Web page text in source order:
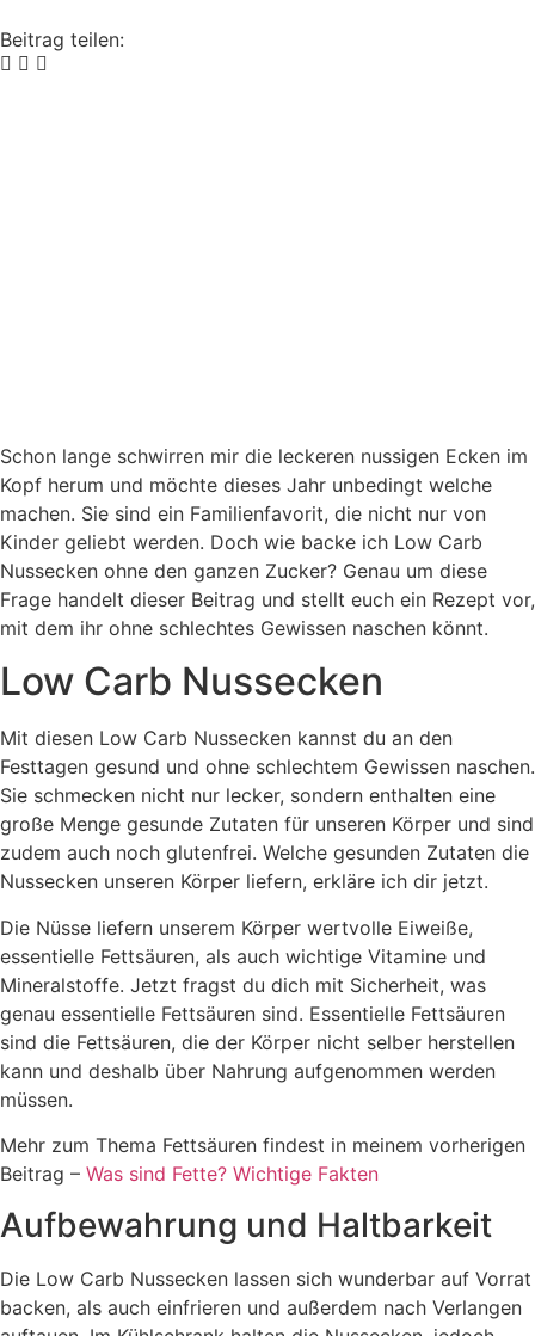
Beitrag teilen:
Schon lange schwirren mir die leckeren nussigen Ecken im
Kopf herum und möchte dieses Jahr unbedingt welche
machen. Sie sind ein Familienfavorit, die nicht nur von
Kinder geliebt werden. Doch wie backe ich Low Carb
Nussecken ohne den ganzen Zucker? Genau um diese
Frage handelt dieser Beitrag und stellt euch ein Rezept vor,
mit dem ihr ohne schlechtes Gewissen naschen könnt.
Low Carb Nussecken
Mit diesen Low Carb Nussecken kannst du an den
Festtagen gesund und ohne schlechtem Gewissen naschen.
Sie schmecken nicht nur lecker, sondern enthalten eine
große Menge gesunde Zutaten für unseren Körper und sind
zudem auch noch glutenfrei. Welche gesunden Zutaten die
Nussecken unseren Körper liefern, erkläre ich dir jetzt.
Die Nüsse liefern unserem Körper wertvolle Eiweiße,
essentielle Fettsäuren, als auch wichtige Vitamine und
Mineralstoffe. Jetzt fragst du dich mit Sicherheit, was
genau essentielle Fettsäuren sind. Essentielle Fettsäuren
sind die Fettsäuren, die der Körper nicht selber herstellen
kann und deshalb über Nahrung aufgenommen werden
müssen.
Mehr zum Thema Fettsäuren findest in meinem vorherigen
Beitrag – Was sind Fette? Wichtige Fakten
Aufbewahrung und Haltbarkeit
Die Low Carb Nussecken lassen sich wunderbar auf Vorrat
backen, als auch einfrieren und außerdem nach Verlangen